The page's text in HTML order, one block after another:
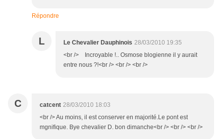
Répondre
L Le Chevalier Dauphinois 28/03/2010 19:35
<br /> Incroyable !.. Osmose blogienne il y aurait
entre nous ?!<br /> <br /> <br />
C catcent 28/03/2010 18:03
<br /> Au moins, il est conserver en majorité.Le pont est
mgnifique. Bye chevalier D. bon dimanche<br /> <br /> <br />